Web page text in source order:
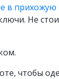
в прихожую
Не
чтобы